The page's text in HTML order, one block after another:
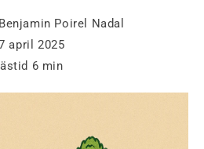
Benjamin Poirel Nadal
april 2025
6 min